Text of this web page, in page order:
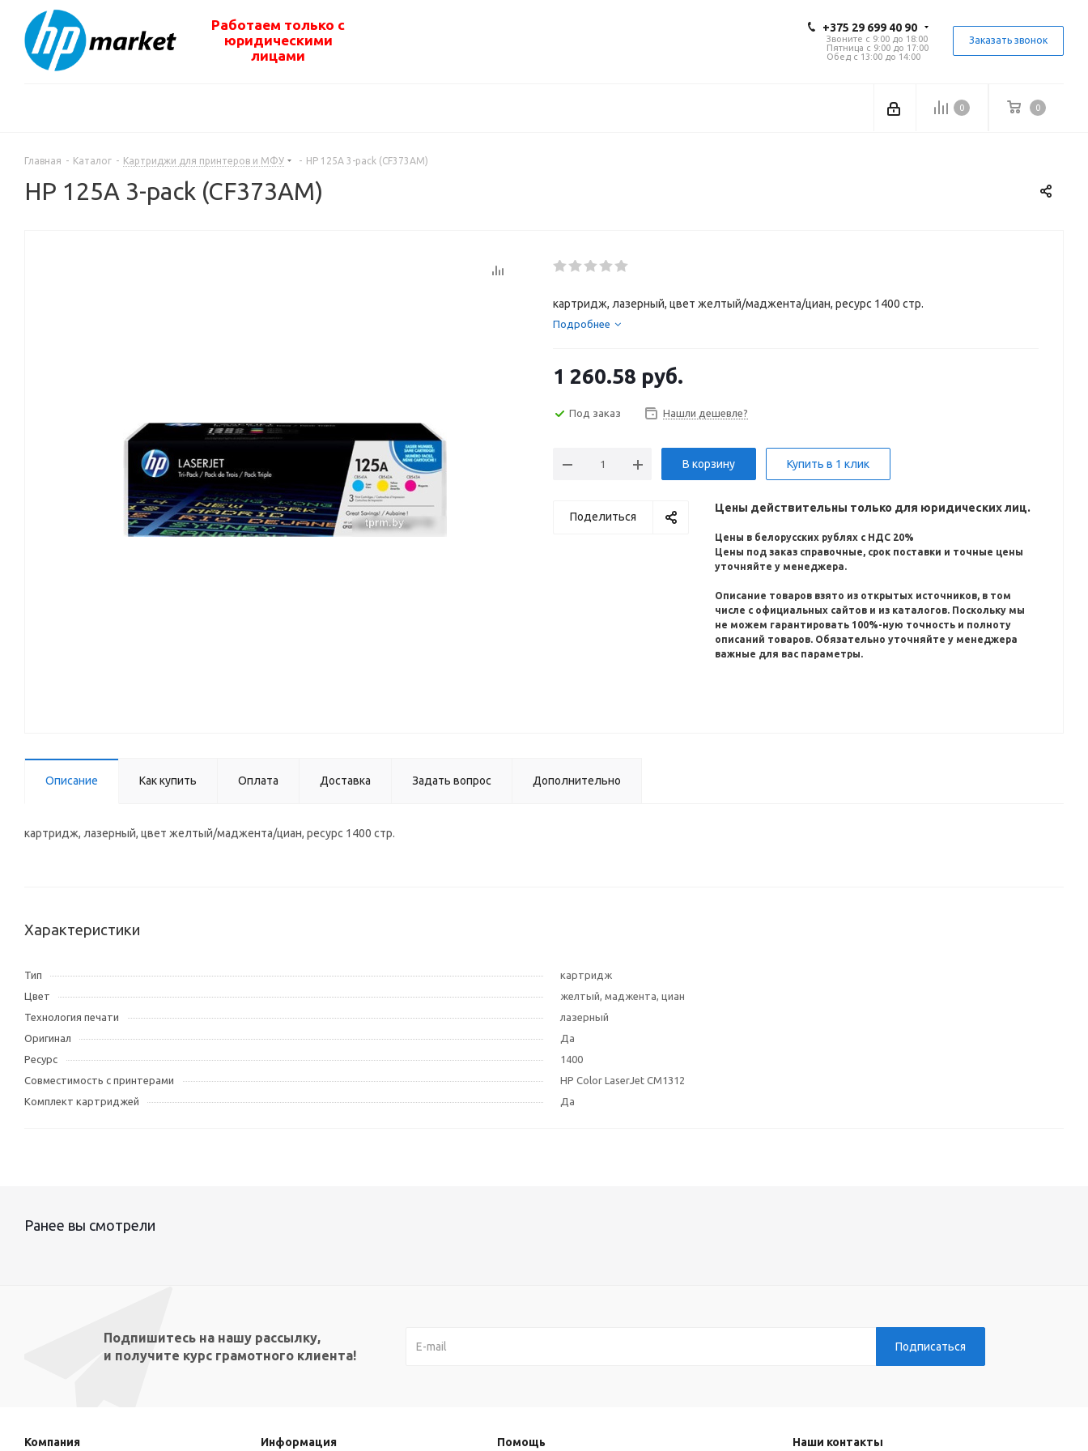
Работаем только с
юридическими
лицами
+375 29 699 40 90
Звоните с 9:00 до 18:00
Пятница с 9:00 до 17:00
Обед с 13:00 до 14:00
Заказать звонок
0 0
Главная - Каталог - Картриджи для принтеров и МФУ - HP 125A 3-pack (CF373AM)
HP 125A 3-pack (CF373AM)
картридж, лазерный, цвет желтый/маджента/циан, ресурс 1400 стр.
Подробнее
1 260.58 руб.
Под заказ Нашли дешевле?
В корзину Купить в 1 клик
Поделиться
Цены действительны только для юридических лиц.
Цены в белорусских рублях с НДС 20%
Цены под заказ справочные, срок поставки и точные цены
уточняйте у менеджера.
Описание товаров взято из открытых источников, в том
числе с официальных сайтов и из каталогов. Поскольку мы
не можем гарантировать 100%-ную точность и полноту
описаний товаров. Обязательно уточняйте у менеджера
важные для вас параметры.
Описание Как купить Оплата Доставка Задать вопрос Дополнительно
картридж, лазерный, цвет желтый/маджента/циан, ресурс 1400 стр.
Характеристики
Тип
картридж
Цвет
желтый, маджента, циан
Технология печати
лазерный
Оригинал
Да
Ресурс
1400
Совместимость с принтерами
HP Color LaserJet CM1312
Комплект картриджей
Да
Ранее вы смотрели
Подпишитесь на нашу рассылку,
и получите курс грамотного клиента!
Компания Информация Помощь Наши контакты